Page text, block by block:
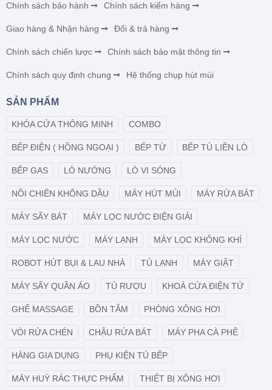
Chính sách bảo hành Chính sách kiểm hàng
Giao hàng & Nhận hàng Đổi & trả hàng
Chính sách chiến lược Chính sách bảo mật thông tin
Chính sách quy định chung Hệ thống chụp hút mùi
SẢN PHẨM
KHÓA CỬA THÔNG MINH COMBO
BẾP ĐIỆN ( HỒNG NGOẠI ) BẾP TỪ BẾP TỦ LIỀN LÒ
BẾP GAS LÒ NƯỚNG LÒ VI SÓNG
NỒI CHIÊN KHÔNG DẦU MÁY HÚT MÙI MÁY RỬA BÁT
MÁY SẤY BÁT MÁY LỌC NƯỚC ĐIỆN GIẢI
MÁY LỌC NƯỚC MÁY LẠNH MÁY LỌC KHÔNG KHÍ
ROBOT HÚT BỤI & LAU NHÀ TỦ LẠNH MÁY GIẶT
MÁY SẤY QUẦN ÁO TỦ RƯỢU KHOÁ CỬA ĐIỆN TỬ
GHẾ MASSAGE BỒN TẮM PHÒNG XÔNG HƠI
VÒI RỬA CHÉN CHẬU RỬA BÁT MÁY PHA CÀ PHÊ
HÀNG GIA DỤNG PHỤ KIỆN TỦ BẾP
MÁY HUỲ RÁC THỰC PHẨM THIẾT BỊ XÔNG HƠI